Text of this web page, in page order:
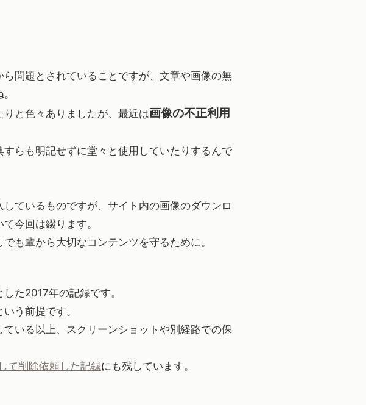
問題とされていることですが、文章や画像の無
と色々ありましたが、最近は画像の不正利用
らも明記せずに堂々と使用していたりするんで
ているものですが、サイト内の画像のダウンロ
今回は綴ります。
も輩から大切なコンテンツを守るために。
た2017年の記録です。
う前提です。
いる以上、スクリーンショットや別経路での保
て削除依頼した記録にも残しています。